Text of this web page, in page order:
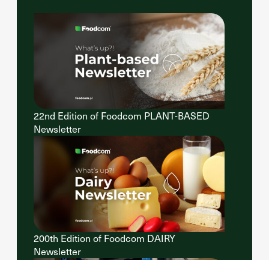
22nd Edition of Foodcom PLANT-BASED
Newsletter
200th Edition of Foodcom DAIRY
Newsletter